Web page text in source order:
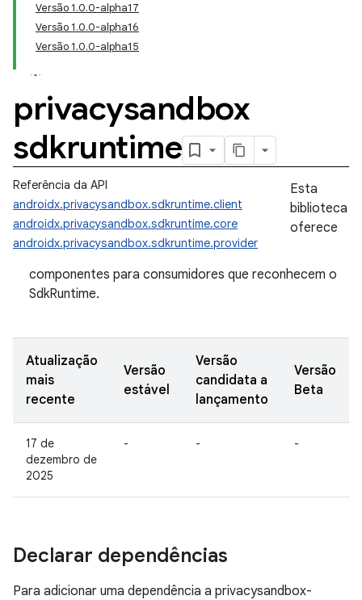
Versão 1.0.0-alpha17
Versão 1.0.0-alpha16
Versão 1.0.0-alpha15
privacysandbox
sdkruntime
Referência da API
androidx.privacysandbox.sdkruntime.client
androidx.privacysandbox.sdkruntime.core
androidx.privacysandbox.sdkruntime.provider
Esta
biblioteca
oferece
componentes para consumidores que reconhecem o
SdkRuntime.
Atualização
mais
recente
Versão
estável
Versão
candidata a
lançamento
Versão
Beta
17 de
dezembro de
2025
- - -
Declarar dependências
Para adicionar uma dependência a privacysandbox-